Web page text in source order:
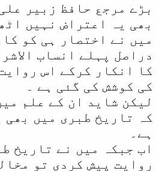
بڑے مرجع حافظ زبیر
بھی یہ اعتراض نہیں
میں نے اختصار ہی کو
دراصل پہلے انساب
کا انکار کرکے اس
کی کوشش کی گئی ہے ۔
لیکن شاید ان کے علم
کہ تاریخ طبری میں بھی
ہے۔
اب جبکہ میں نے تاریخ
روایت پیش کردی تو